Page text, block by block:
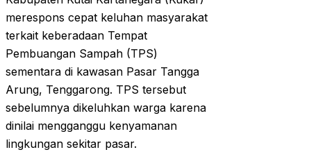
merespons cepat keluhan masyarakat
terkait keberadaan Tempat
Pembuangan Sampah (TPS)
sementara di kawasan Pasar Tangga
Arung, Tenggarong. TPS tersebut
sebelumnya dikeluhkan warga karena
dinilai mengganggu kenyamanan
lingkungan sekitar pasar.